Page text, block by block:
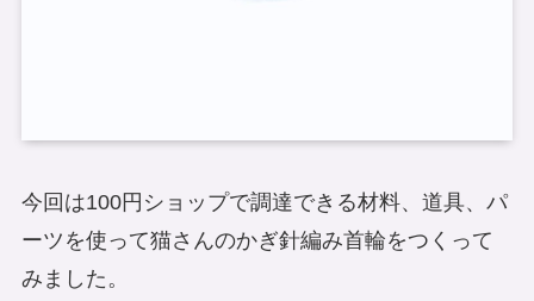
今回は100円ショップで調達できる材料、道具、パ
ーツを使って猫さんのかぎ針編み首輪をつくって
みました。